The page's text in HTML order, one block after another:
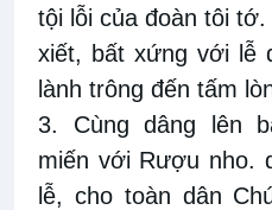
tội lỗi của đoàn tôi
xiết, bất xứng với lễ
lành trông đến tấm
3. Cùng dâng lên
miến với Rượu nho.
lễ, cho toàn dân